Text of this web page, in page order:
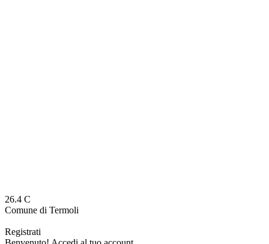
26.4 C
Comune di Termoli
Registrati